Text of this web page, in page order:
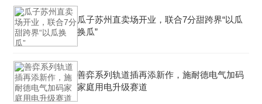
瓜子苏州直卖场开业，联合7分甜跨界“以瓜
换瓜”
善弈系列轨道插再添新作，施耐德电气加码
家庭用电升级赛道